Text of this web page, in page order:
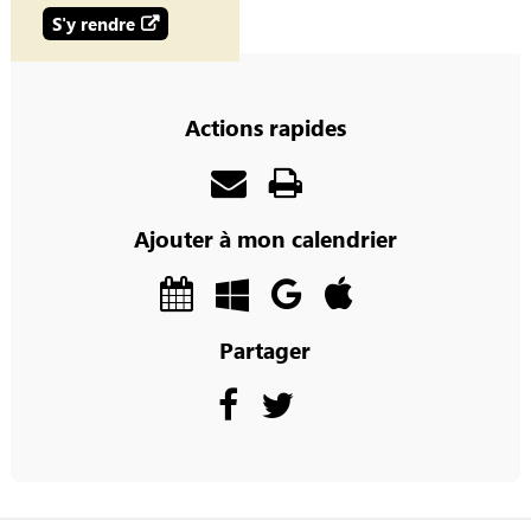
S'y rendre
Actions rapides
Ajouter à mon calendrier
Partager